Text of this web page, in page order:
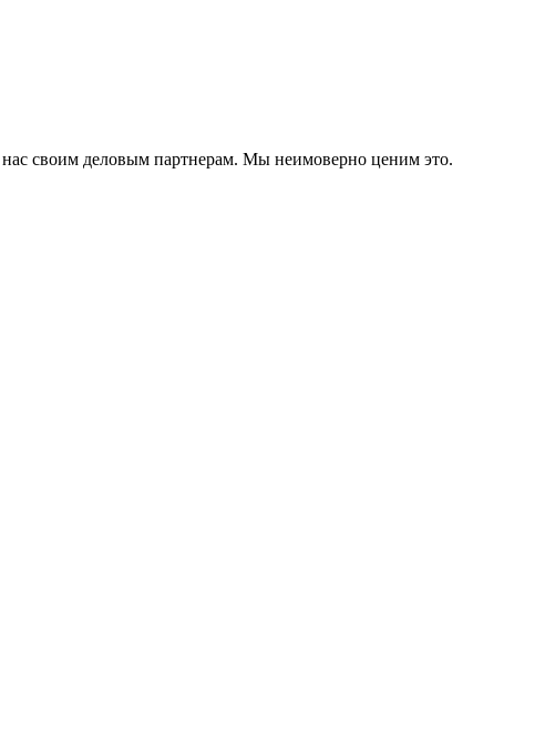
своим деловым партнерам. Мы неимоверно ценим это.